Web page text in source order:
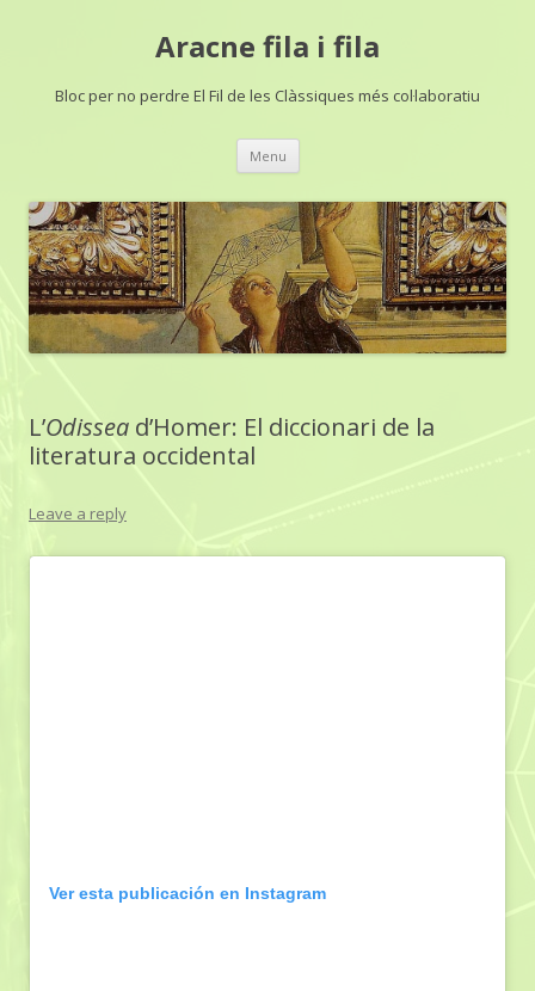
Aracne fila i fila
Bloc per no perdre El Fil de les Clàssiques més col·laboratiu
Menu Skip
L’Odissea d’Homer: El diccionari de la
literatura occidental
Leave a reply
Ver esta publicación en Instagram